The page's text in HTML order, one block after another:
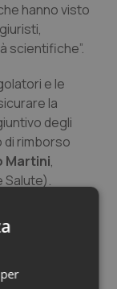
hanno visto
scientifiche”.
e le
la
degli
di rimborso
Martini,
Salute).
rispetto
da